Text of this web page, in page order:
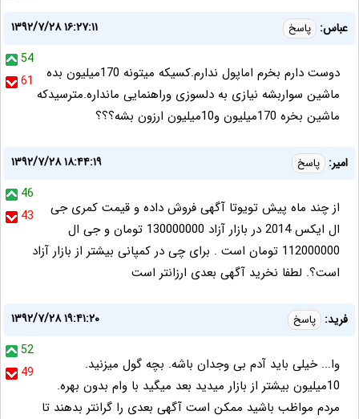
عباس: پاسخ
۱۳۹۲/۷/۲۸ ۱۶:۲۷:۱۱
54
61
دوست دارم بخرم اماپول ندارم.کسیکه میتونه 170میلیون بده
ماشین سواربشه نیازی به دلسوزی وراهنمایی مانداره.مترسیدکه
ماشین بخره 170میلیون و10میلیون ارزون بشه؟؟؟
امیر: پاسخ
۱۳۹۲/۷/۲۸ ۱۸:۴۴:۱۹
46
43
از چند ماه پیش تویوتا آگهی فروش داده و قیمت کمری جی
ال ایکس 2014 در بازار آزاد 130000000 تومان و جی ال
112000000 تومان است . برای چی در کمپانی بیشتر از بازار آزاد
است؟. لطفا نخرید آگهی بعدی ارزانتر است
فرید: پاسخ
۱۳۹۲/۷/۲۸ ۱۹:۴۱:۲۰
52
49
وا... خیلی باید آدم بی وجدان باشه. بچه گول میزنید.
10میلیون بیشتر از بازار میدید بعد میگید با وام بدون بهره.
مردم مواظب باشید ممکن است آگهی بعدی را گرانتر بدهند تا